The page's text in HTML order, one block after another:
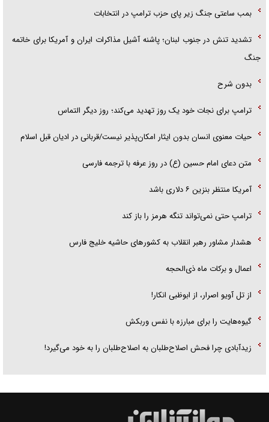
بمب ساعتی جنگ زیر پای حزب ترام‍پ در انتخابات
تشدید تنش در جنوب لبنان؛ پاشنه آشیل مذاکرات ایران و آمریکا برای خاتمه
جنگ
بدون شرح
ترامپ برای نجات خود یک روز تهدید می‌کند؛ روز دیگر التماس
حیات معنوی انسان بدون ایثار امکان‌پذیر نیست/قربانی در ادیان قبل اسلام
متن دعای امام حسین (ع) در روز عرفه با ترجمه فارسی
آمریکا منتظر بنزین ۶ دلاری باشد
ترامپ حتی نمی‌تواند تنگه هرمز را باز کند
هشدار مشاور رهبر انقلاب به کشور‌های حاشیه خلیج فارس
اعمال و برکات ماه ذی‌الحجه
از تل آویو اصرار، از ابوظبی انکار!
گیوه‌هایت را برای مبارزه با نفس وربکش
زیدآبادی چرا فحش اصلاح‌طلبان به اصلاح‌طلبان را به خود می‌گیرد!